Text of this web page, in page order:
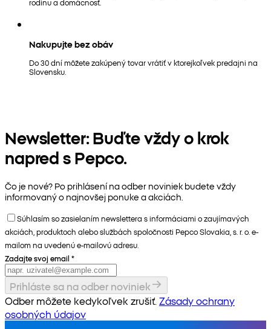
Nakupujte bez obáv
Do 30 dní môžete zakúpený tovar vrátiť v ktorejkoľvek predajni na
Slovensku.
Newsletter: Buďte vždy o krok
napred s Pepco.
Čo je nové? Po prihlásení na odber noviniek budete vždy
informovaný o najnovšej ponuke a akciách.
Súhlasím so zasielaním newslettera s informáciami o zaujímavých
akciách, produktoch alebo službách spoločnosti Pepco Slovakia, s. r. o. e-
mailom na uvedenú e-mailovú adresu.
Zadajte svoj email *
Prihláste sa na odber noviniek
Odber môžete kedykoľvek zrušiť. Zásady ochrany
osobných údajov